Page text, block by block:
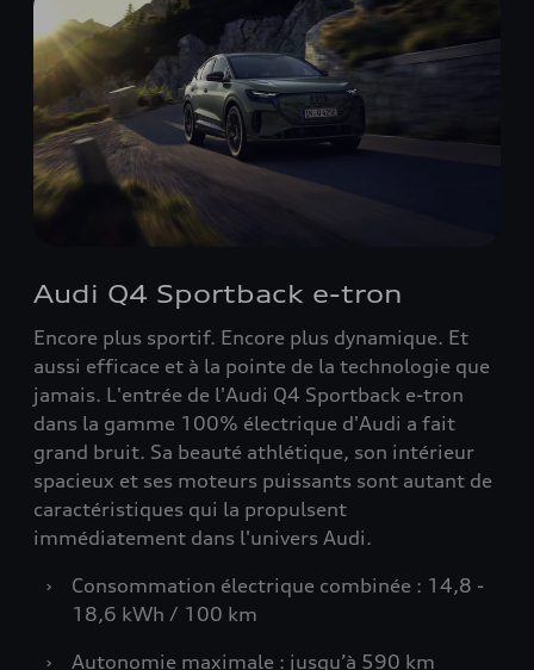
Audi Q4 Sportback e-tron
Encore plus sportif. Encore plus dynamique. Et
aussi efficace et à la pointe de la technologie que
jamais. L'entrée de l'Audi Q4 Sportback e-tron
dans la gamme 100% électrique d'Audi a fait
grand bruit. Sa beauté athlétique, son intérieur
spacieux et ses moteurs puissants sont autant de
caractéristiques qui la propulsent
immédiatement dans l'univers Audi.
›
Consommation électrique combinée : 14,8 -
18,6 kWh / 100 km
›
Autonomie maximale : jusqu’à 590 km